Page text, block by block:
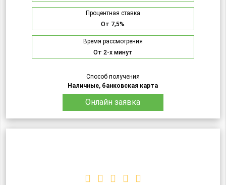
Процентная ставка
От 7,5%
Время рассмотрения
От 2-х минут
Способ получения
Наличные, банковская карта
Онлайн заявка